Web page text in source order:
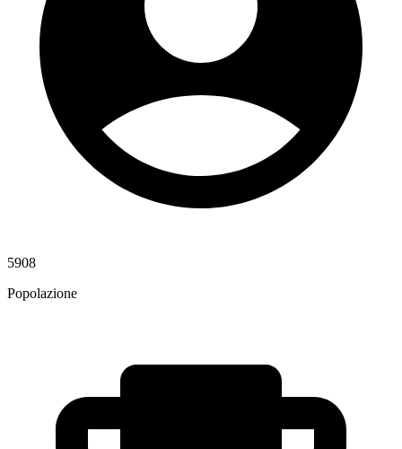
5908
Popolazione